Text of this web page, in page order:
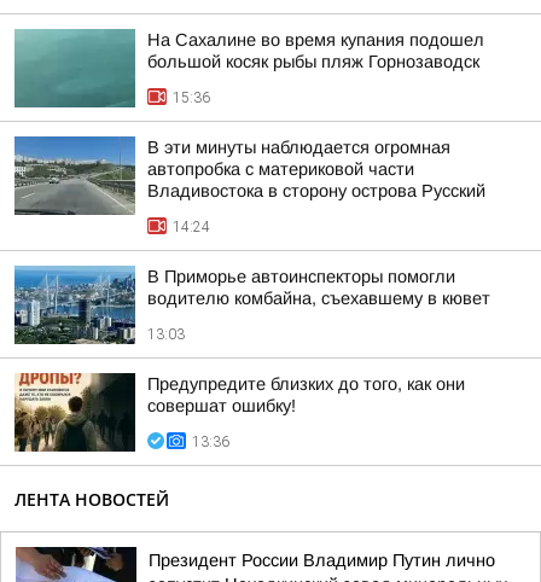
На Сахалине во время купания подошел
большой косяк рыбы пляж Горнозаводск
15:36
В эти минуты наблюдается огромная
автопробка с материковой части
Владивостока в сторону острова Русский
14:24
В Приморье автоинспекторы помогли
водителю комбайна, съехавшему в кювет
13:03
Предупредите близких до того, как они
совершат ошибку!
13:36
ЛЕНТА НОВОСТЕЙ
Президент России Владимир Путин лично